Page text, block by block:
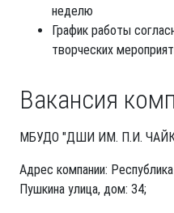
неделю
График работы
творческих
Вакансия
МБУДО "ДШИ ИМ. П.И.
Адрес компании:
Пушкина улица, дом: 34;